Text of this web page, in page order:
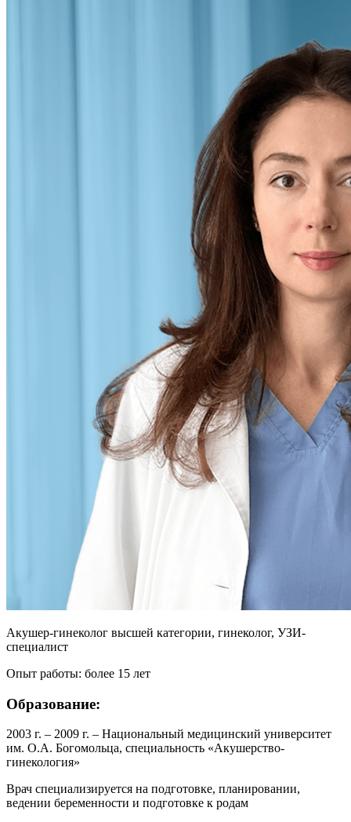
Акушер-гинеколог высшей категории, гинеколог, УЗИ-
специалист
Опыт работы: более 15 лет
Образование:
2003 г. – 2009 г. – Национальный медицинский университет
им. О.А. Богомольца, специальность «Акушерство-
гинекология»
Врач специализируется на подготовке, планировании,
ведении беременности и подготовке к родам